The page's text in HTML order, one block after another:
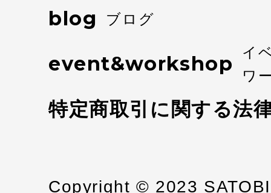
blog ブログ
event&workshop
イ
ワ
特定商取引に関する法
Copyright © 2023